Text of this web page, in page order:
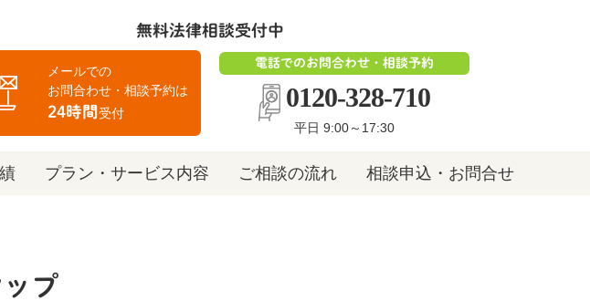
無料法律相談受付中
メールでの
お問合わせ・相談予約は
24時間受付
電話でのお問合わせ・相談予約
0120-328-710
平日 9:00～17:30
プラン・サービス内容 ご相談の流れ 相談申込・お問合せ
プ